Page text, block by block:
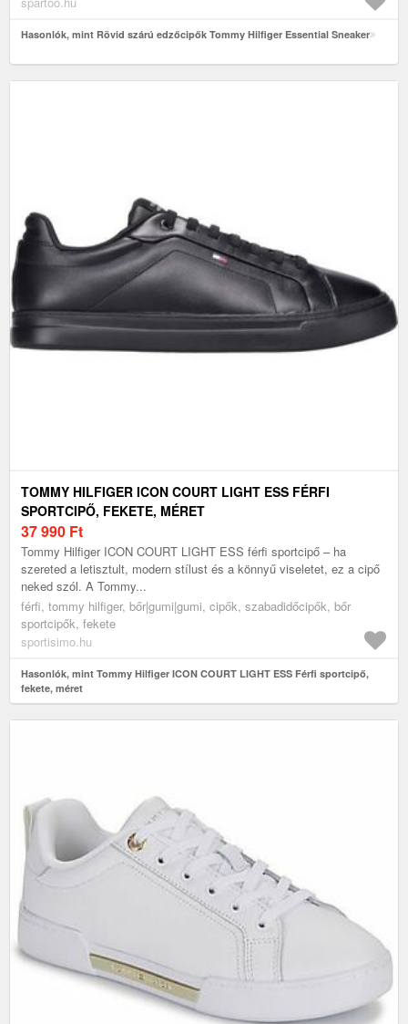
Hasonlók, mint Rövid szárú edzőcipők Tommy Hilfiger Essential Sneaker
TOMMY HILFIGER ICON COURT LIGHT ESS FÉRFI
SPORTCIPŐ, FEKETE, MÉRET
37 990 Ft
Tommy Hilfiger ICON COURT LIGHT ESS férfi sportcipő – ha
szereted a letisztult, modern stílust és a könnyű viseletet, ez a cipő
neked szól. A Tommy...
férfi, tommy hilfiger, bőr|gumi|gumi, cipők, szabadidőcipők, bőr
sportcipők, fekete
sportisimo.hu
Hasonlók, mint Tommy Hilfiger ICON COURT LIGHT ESS Férfi sportcipő,
fekete, méret